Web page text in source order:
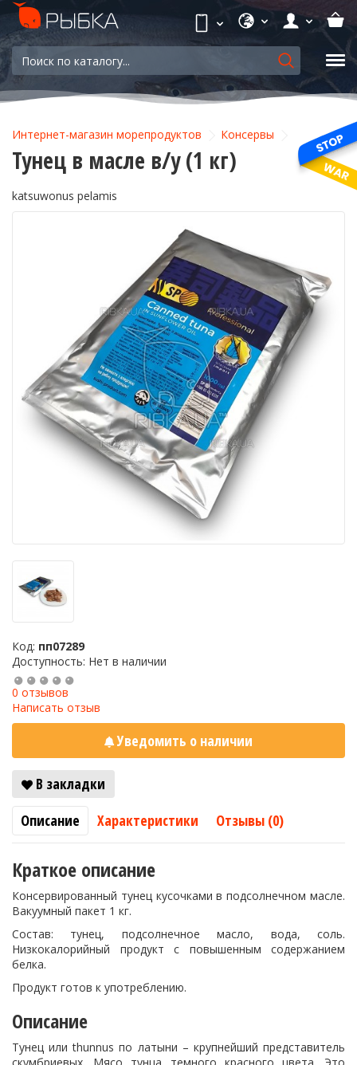
Интернет-магазин морепродуктов Консервы
Тунец в масле в/у (1 кг)
katsuwonus pelamis
Код: пп07289
Доступность: Нет в наличии
0 отзывов
Написать отзыв
Уведомить о наличии
В закладки
Описание
Характеристики Отзывы (0)
Краткое описание
Консервированный тунец кусочками в подсолнечном масле.
Вакуумный пакет 1 кг.
Состав: тунец, подсолнечное масло, вода, соль.
Низкокалорийный продукт с повышенным содержанием
белка.
Продукт готов к употреблению.
Описание
Тунец или thunnus по латыни – крупнейший представитель